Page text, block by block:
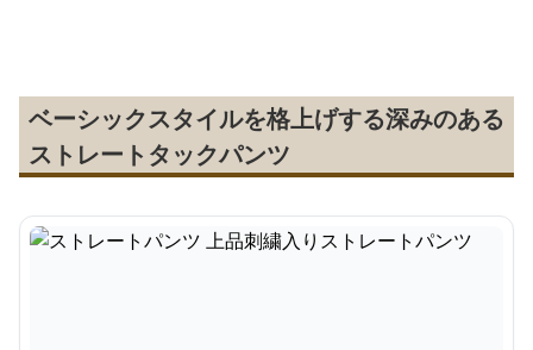
ベーシックスタイルを格上げする深みのある
ストレートタックパンツ